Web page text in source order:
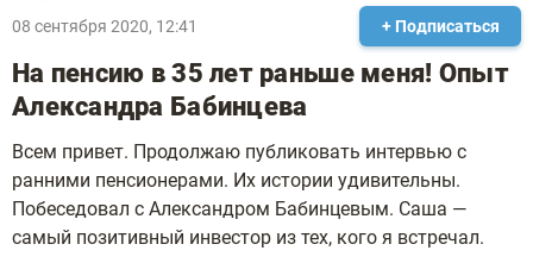
08 сентября 2020, 12:41 + Подписаться
На пенсию в 35 лет раньше меня! Опыт
Александра Бабинцева
Всем привет. Продолжаю публиковать интервью с
ранними пенсионерами. Их истории удивительны.
Побеседовал с Александром Бабинцевым. Саша —
самый позитивный инвестор из тех, кого я встречал.